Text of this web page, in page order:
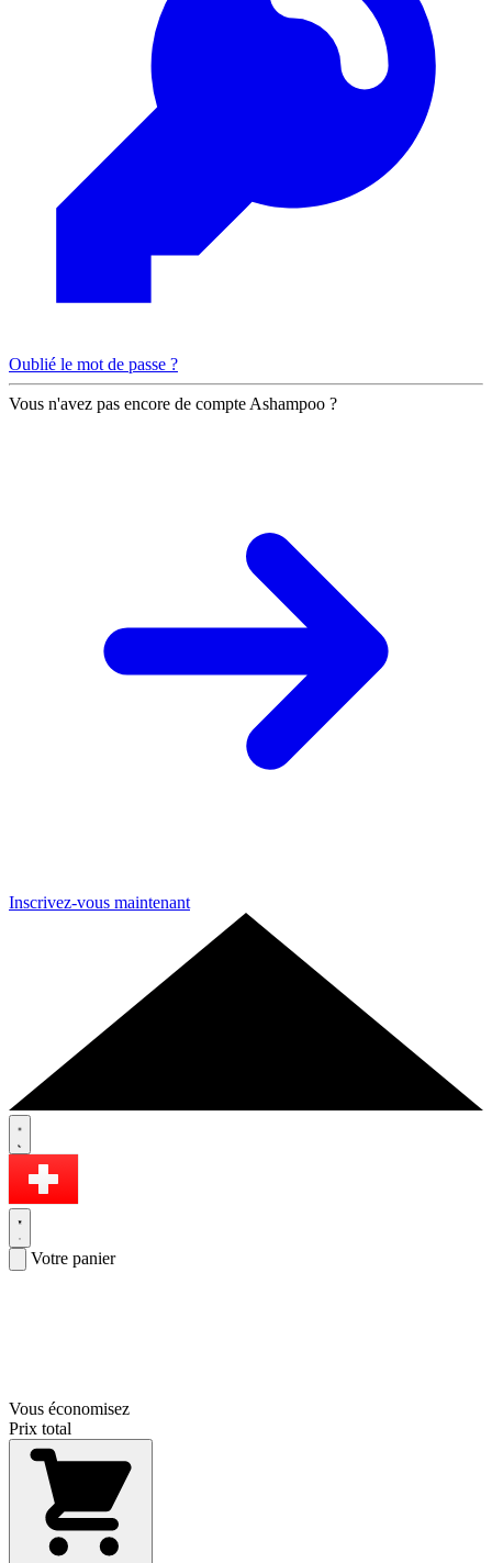
Oublié le mot de passe ?
Vous n'avez pas encore de compte Ashampoo ?
Inscrivez-vous maintenant
Votre panier
Vous économisez
Prix total